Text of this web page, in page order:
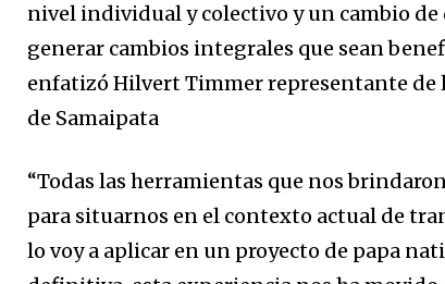
nivel individual y colectivo y un cambio
generar cambios integrales que sean
enfatizó Hilvert Timmer representante de
de Samaipata
“Todas las herramientas que nos
para situarnos en el contexto actual de
lo voy a aplicar en un proyecto de papa